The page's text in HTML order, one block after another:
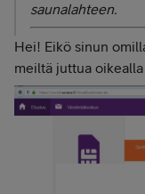
saunalahteen.
Hei! Eikö sinun
meiltä juttua